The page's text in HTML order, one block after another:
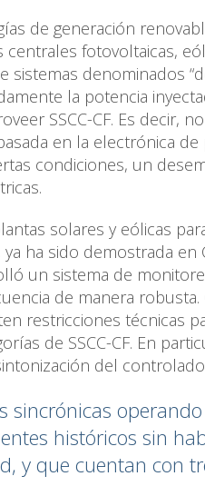
de generación
fotovoltaicas,
sistemas denominados
la potencia
SSCC-CF. Es decir,
en la electrónica
condiciones, un
solares y eólicas
ha sido demostrada
un sistema de
de manera
restricciones técnicas
de SSCC-CF. En
del
sincrónicas
históricos sin
y que cuentan con